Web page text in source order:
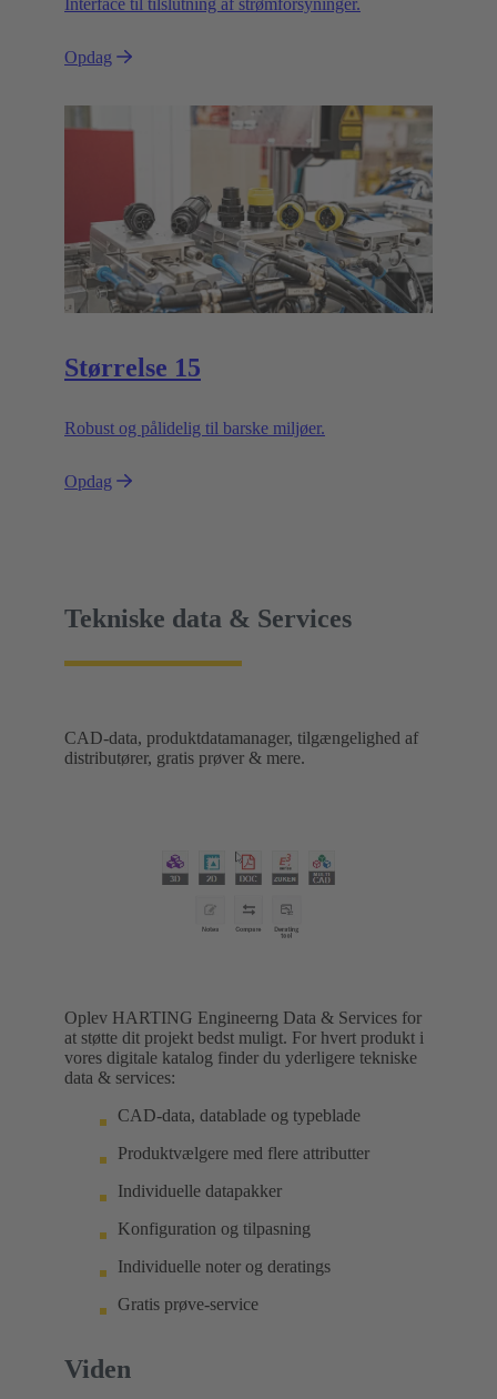
Interface til tilslutning af strømforsyninger.
Opdag
Størrelse 15
Robust og pålidelig til barske miljøer.
Opdag
Tekniske data & Services
CAD-data, produktdatamanager, tilgængelighed af
distributører, gratis prøver & mere.
Oplev HARTING Engineerng Data & Services for
at støtte dit projekt bedst muligt. For hvert produkt i
vores digitale katalog finder du yderligere tekniske
data & services:
CAD-data, datablade og typeblade
Produktvælgere med flere attributter
Individuelle datapakker
Konfiguration og tilpasning
Individuelle noter og deratings
Gratis prøve-service
Viden